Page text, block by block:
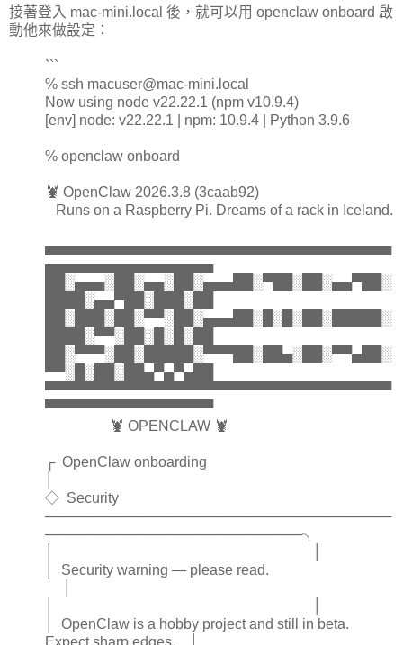
接著登入 mac-mini.local 後，就可以用 openclaw onboard 啟
動他來做設定：
```
% ssh macuser@mac-mini.local
Now using node v22.22.1 (npm v10.9.4)
[env] node: v22.22.1 | npm: 10.9.4 | Python 3.9.6
% openclaw onboard
🦞 OpenClaw 2026.3.8 (3caab92)
Runs on a Raspberry Pi. Dreams of a rack in Iceland.
▄▄▄▄▄▄▄▄▄▄▄▄▄▄▄▄▄▄▄▄▄▄▄▄▄▄▄▄▄▄▄▄▄▄▄
▄▄▄▄▄▄▄▄▄▄▄▄▄▄▄▄▄
██░▄▄▄░██░▄▄░██░▄▄▄██░▀██░██░▄▄▀██░
████░▄▄▀██░███░██
██░███░██░▀▀░██░▄▄▄██░█░█░██░█████░
████░▀▀░██░█░█░██
██░▀▀▀░██░█████░▀▀▀██░██▄░██░▀▀▄██░
▀▀░█░██░██▄▀▄▀▄██
▀▀▀▀▀▀▀▀▀▀▀▀▀▀▀▀▀▀▀▀▀▀▀▀▀▀▀▀▀▀▀▀▀▀▀
▀▀▀▀▀▀▀▀▀▀▀▀▀▀▀▀▀
🦞 OPENCLAW 🦞
┌ OpenClaw onboarding
◇ Security
───────────────────────────────────
──────────────────────────╮
│ Security warning — please read.
│ OpenClaw is a hobby project and still in beta.
Expect sharp edges. │